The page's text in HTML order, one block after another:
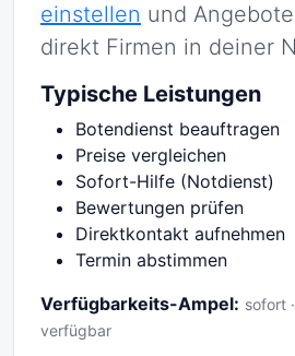
einstellen und
direkt Firmen in deiner
Typische Leistungen
Botendienst beauftragen
Preise vergleichen
Sofort-Hilfe (Notdienst)
Bewertungen prüfen
Direktkontakt aufnehmen
Termin abstimmen
Verfügbarkeits-Ampel: sofort
verfügbar